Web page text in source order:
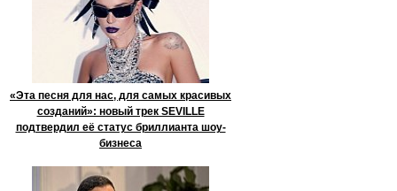
«Эта песня для нас, для самых красивых
созданий»: новый трек SEVILLE
подтвердил её статус бриллианта шоу-
бизнеса